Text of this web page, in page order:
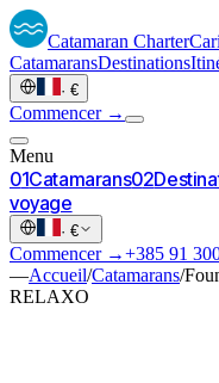
Catamaran Charter
CatamaransDestinations
· €
Commencer →
Menu
01Catamarans02
voyage
· €
Commencer →+385 91
—Accueil/Catamarans/
RELAXO